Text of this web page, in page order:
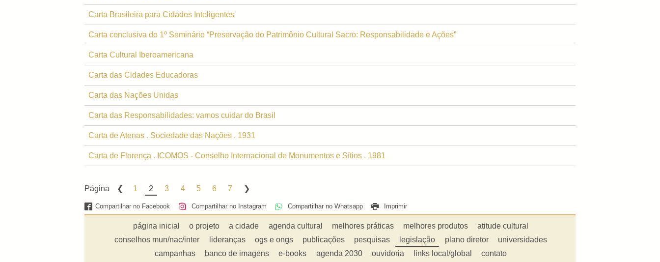
Carta Brasileira para Cidades Inteligentes
Carta conclusiva do 1º Seminário “Preservação do Patrimônio Cultural Sacro: Responsabilidade e Ações”
Carta Cultural Iberoamericana
Carta das Cidades Educadoras
Carta das Nações Unidas
Carta das Responsabilidades: vamos cuidar do Brasil
Carta de Atenas . Sociedade das Nações . 1931
Carta de Florença . ICOMOS - Conselho Internacional de Monumentos e Sítios . 1981
Página 1 2 3 4 5 6 7
Compartilhar no Facebook Compartilhar no Instagram Compartilhar no Whatsapp Imprimir
página inicial o projeto a cidade agenda cultural melhores práticas melhores produtos
atitude cultural
conselhos mun/nac/inter
lideranças ogs e ongs publicações pesquisas legislação plano diretor
universidades
campanhas
banco de imagens e-books agenda 2030 ouvidoria links local/global contato